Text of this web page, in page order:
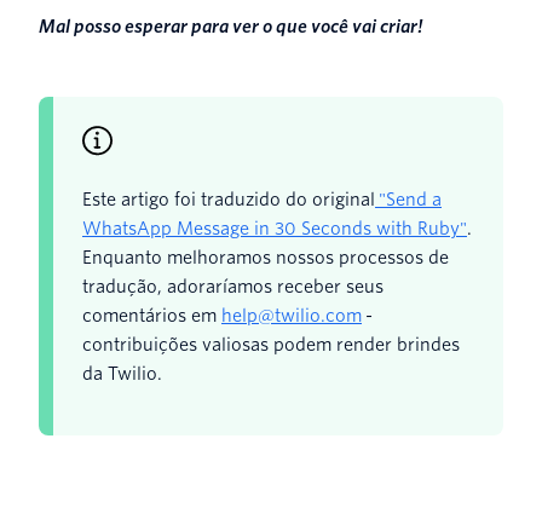
Mal posso esperar para ver o que você vai criar!
Este artigo foi traduzido do original "Send a
WhatsApp Message in 30 Seconds with Ruby".
Enquanto melhoramos nossos processos de
tradução, adoraríamos receber seus
comentários em help@twilio.com -
contribuições valiosas podem render brindes
da Twilio.